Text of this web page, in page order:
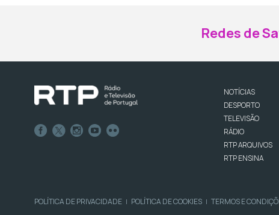
Redes de
NOTÍCIAS
DESPORTO
TELEVISÃO
RÁDIO
RTP ARQUIVOS
RTP ENSINA
POLÍTICA DE PRIVACIDADE | POLÍTICA DE COOKIES | TERMOS E